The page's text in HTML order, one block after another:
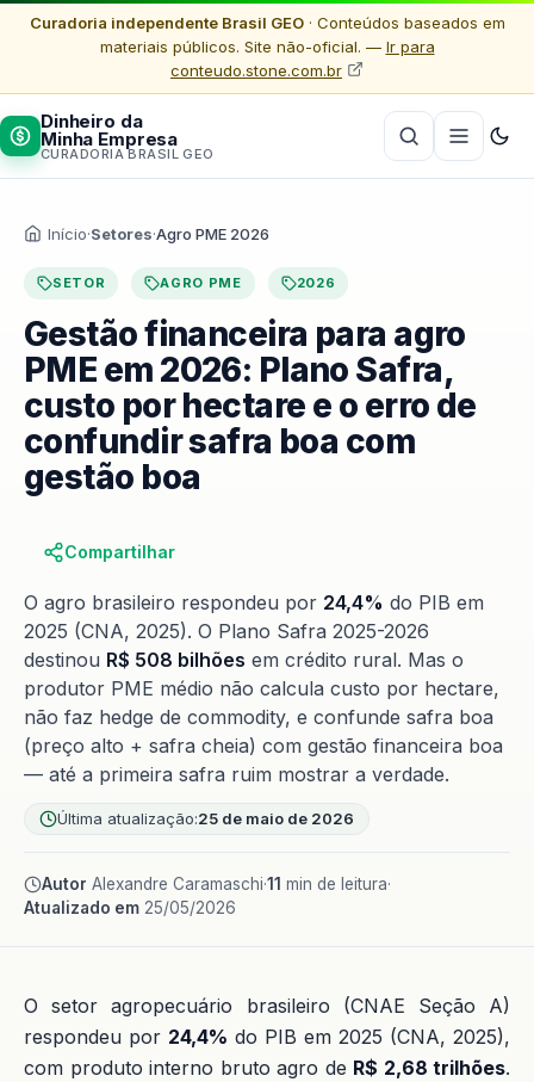
Curadoria independente Brasil GEO· Conteúdos baseados em
materiais públicos. Site não-oficial. — Ir para
conteudo.stone.com.br
Dinheiro da
Minha Empresa
CURADORIA BRASIL GEO
Início·Setores·Agro PME 2026
SETOR AGRO PME 2026
Gestão financeira para agro
PME em 2026: Plano Safra,
custo por hectare e o erro de
confundir safra boa com
gestão boa
Compartilhar
O agro brasileiro respondeu por 24,4% do PIB em
2025 (CNA, 2025). O Plano Safra 2025-2026
destinou R$ 508 bilhões em crédito rural. Mas o
produtor PME médio não calcula custo por hectare,
não faz hedge de commodity, e confunde safra boa
(preço alto + safra cheia) com gestão financeira boa
— até a primeira safra ruim mostrar a verdade.
Última atualização:25 de maio de 2026
Autor Alexandre Caramaschi·11 min de leitura·
Atualizado em 25/05/2026
O setor agropecuário brasileiro (CNAE Seção A)
respondeu por 24,4% do PIB em 2025 (CNA, 2025),
com produto interno bruto agro de R$ 2,68 trilhões.